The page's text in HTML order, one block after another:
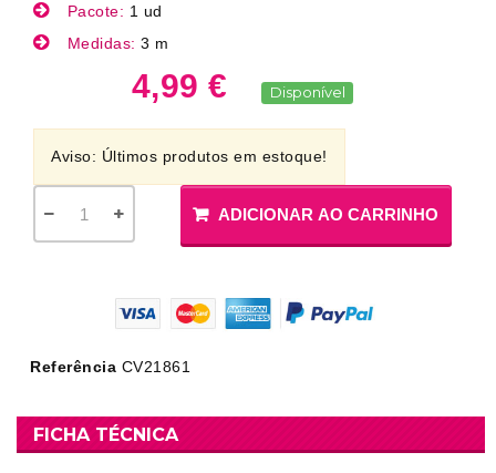
Pacote: 1 ud
Medidas: 3 m
4,99 € Disponível
Aviso: Últimos produtos em estoque!
ADICIONAR AO CARRINHO
Referência CV21861
FICHA TÉCNICA